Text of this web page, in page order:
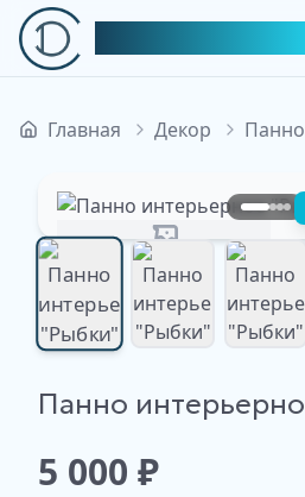
Главная Декор Панно
Изображение недоступно
ИзображениеИзображение
Панно
5 000 ₽